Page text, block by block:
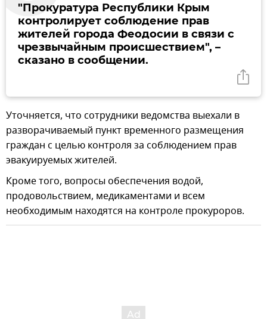
"Прокуратура Республики Крым
контролирует соблюдение прав
жителей города Феодосии в связи с
чрезвычайным происшествием", –
сказано в сообщении.
Уточняется, что сотрудники ведомства выехали в
разворачиваемый пункт временного размещения
граждан с целью контроля за соблюдением прав
эвакуируемых жителей.
Кроме того, вопросы обеспечения водой,
продовольствием, медикаментами и всем
необходимым находятся на контроле прокуроров.